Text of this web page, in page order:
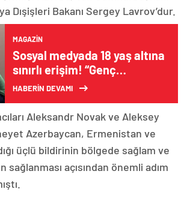
Dışişleri Bakanı Sergey Lavrov’dur.
MAGAZIN
Sosyal medyada 18 yaş altına
sınırlı erişim! “Genç
hesaplar” uygulaması
HABERİN DEVAMI
Aleksandr Novak ve Aleksey
Azerbaycan, Ermenistan ve
üçlü bildirinin bölgede sağlam ve
sağlanması açısından önemli adım